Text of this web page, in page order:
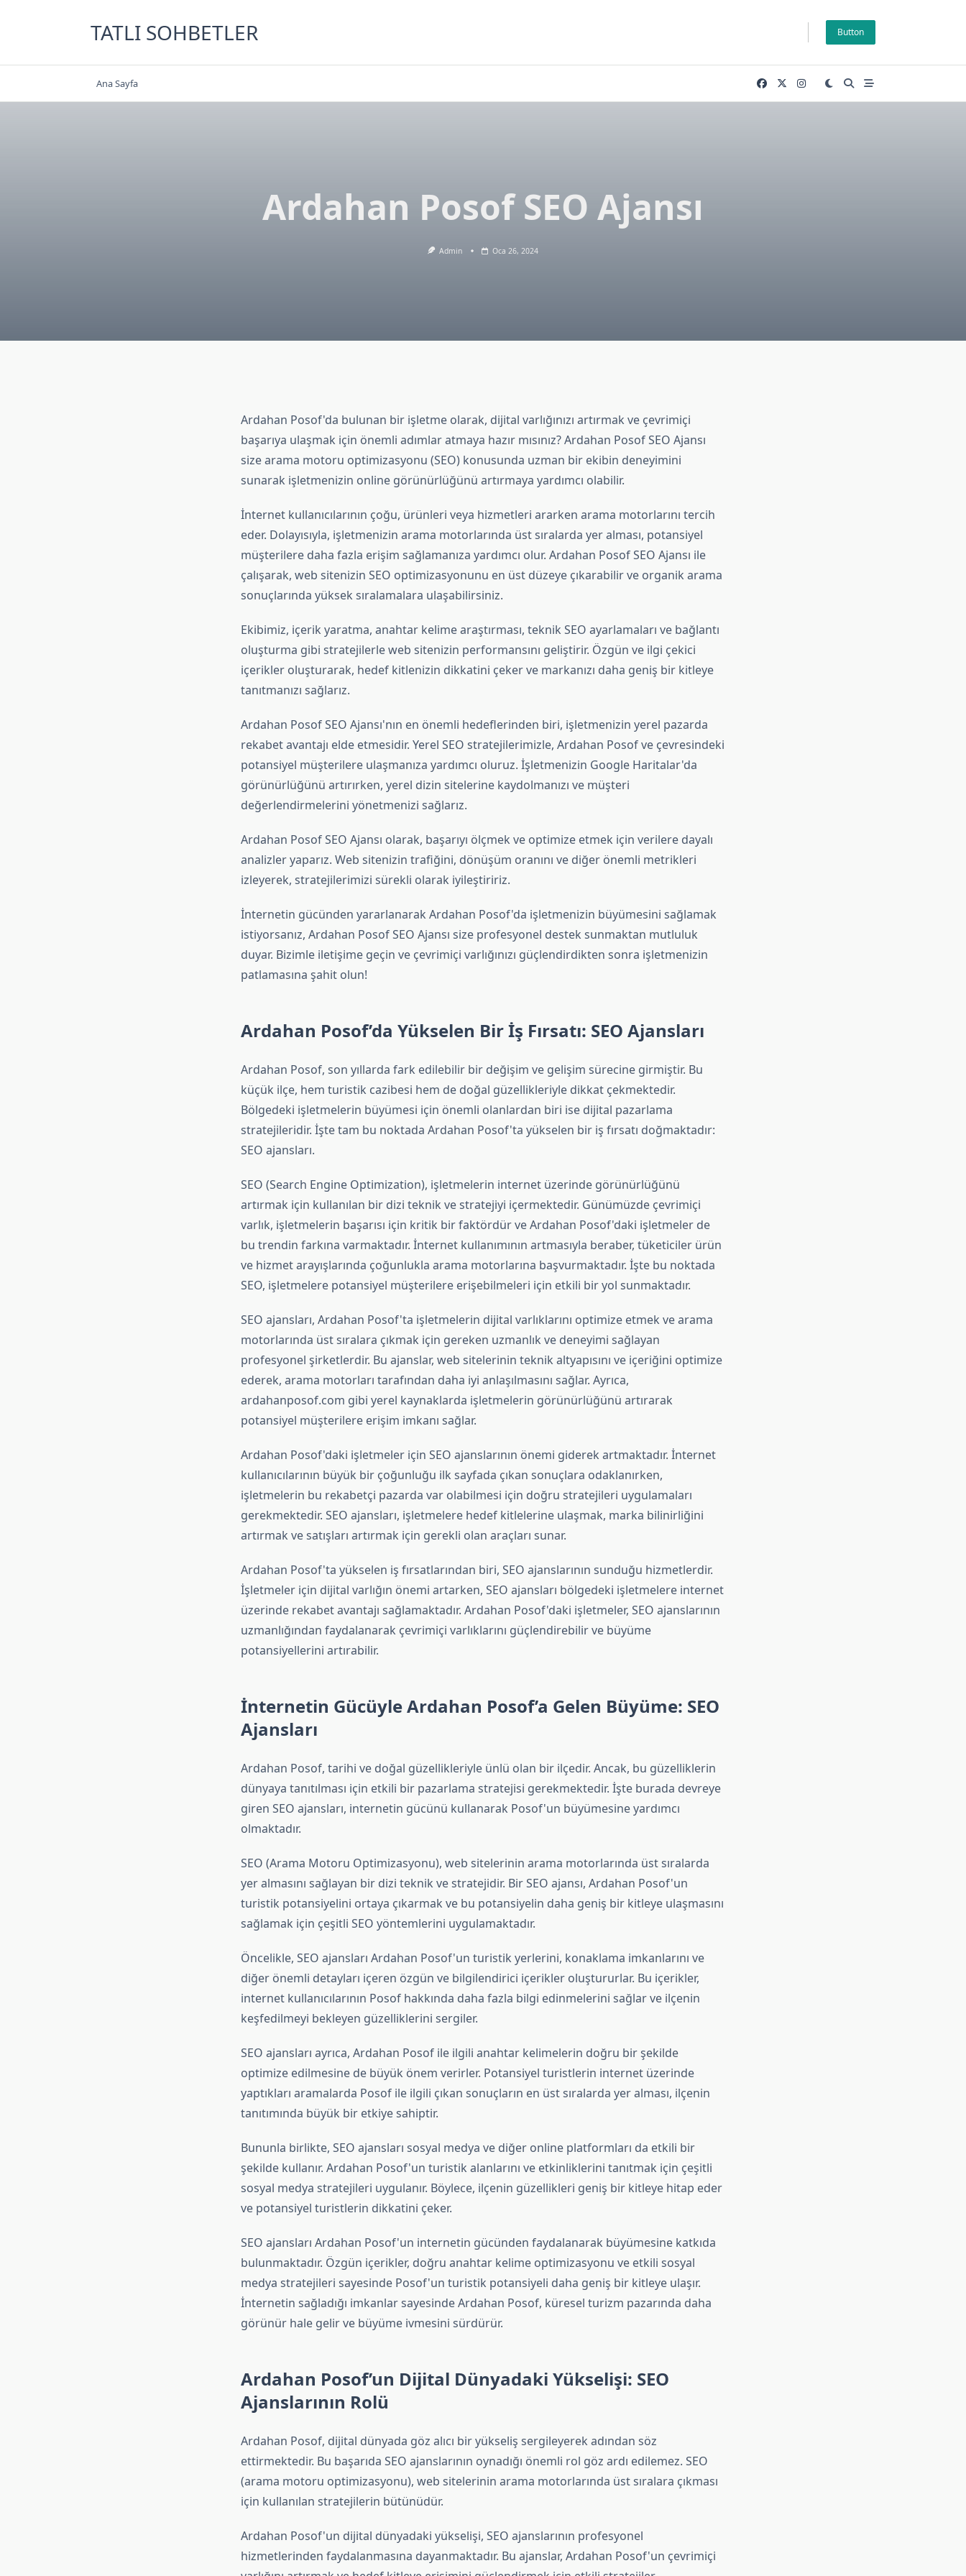
TATLI SOHBETLER Button
Ana Sayfa
Ardahan Posof SEO Ajansı
Admin Oca 26, 2024
Ardahan Posof'da bulunan bir işletme olarak, dijital varlığınızı artırmak ve çevrimiçi
başarıya ulaşmak için önemli adımlar atmaya hazır mısınız? Ardahan Posof SEO Ajansı
size arama motoru optimizasyonu (SEO) konusunda uzman bir ekibin deneyimini
sunarak işletmenizin online görünürlüğünü artırmaya yardımcı olabilir.
İnternet kullanıcılarının çoğu, ürünleri veya hizmetleri ararken arama motorlarını tercih
eder. Dolayısıyla, işletmenizin arama motorlarında üst sıralarda yer alması, potansiyel
müşterilere daha fazla erişim sağlamanıza yardımcı olur. Ardahan Posof SEO Ajansı ile
çalışarak, web sitenizin SEO optimizasyonunu en üst düzeye çıkarabilir ve organik arama
sonuçlarında yüksek sıralamalara ulaşabilirsiniz.
Ekibimiz, içerik yaratma, anahtar kelime araştırması, teknik SEO ayarlamaları ve bağlantı
oluşturma gibi stratejilerle web sitenizin performansını geliştirir. Özgün ve ilgi çekici
içerikler oluşturarak, hedef kitlenizin dikkatini çeker ve markanızı daha geniş bir kitleye
tanıtmanızı sağlarız.
Ardahan Posof SEO Ajansı'nın en önemli hedeflerinden biri, işletmenizin yerel pazarda
rekabet avantajı elde etmesidir. Yerel SEO stratejilerimizle, Ardahan Posof ve çevresindeki
potansiyel müşterilere ulaşmanıza yardımcı oluruz. İşletmenizin Google Haritalar'da
görünürlüğünü artırırken, yerel dizin sitelerine kaydolmanızı ve müşteri
değerlendirmelerini yönetmenizi sağlarız.
Ardahan Posof SEO Ajansı olarak, başarıyı ölçmek ve optimize etmek için verilere dayalı
analizler yaparız. Web sitenizin trafiğini, dönüşüm oranını ve diğer önemli metrikleri
izleyerek, stratejilerimizi sürekli olarak iyileştiririz.
İnternetin gücünden yararlanarak Ardahan Posof'da işletmenizin büyümesini sağlamak
istiyorsanız, Ardahan Posof SEO Ajansı size profesyonel destek sunmaktan mutluluk
duyar. Bizimle iletişime geçin ve çevrimiçi varlığınızı güçlendirdikten sonra işletmenizin
patlamasına şahit olun!
Ardahan Posof’da Yükselen Bir İş Fırsatı: SEO Ajansları
Ardahan Posof, son yıllarda fark edilebilir bir değişim ve gelişim sürecine girmiştir. Bu
küçük ilçe, hem turistik cazibesi hem de doğal güzellikleriyle dikkat çekmektedir.
Bölgedeki işletmelerin büyümesi için önemli olanlardan biri ise dijital pazarlama
stratejileridir. İşte tam bu noktada Ardahan Posof'ta yükselen bir iş fırsatı doğmaktadır:
SEO ajansları.
SEO (Search Engine Optimization), işletmelerin internet üzerinde görünürlüğünü
artırmak için kullanılan bir dizi teknik ve stratejiyi içermektedir. Günümüzde çevrimiçi
varlık, işletmelerin başarısı için kritik bir faktördür ve Ardahan Posof'daki işletmeler de
bu trendin farkına varmaktadır. İnternet kullanımının artmasıyla beraber, tüketiciler ürün
ve hizmet arayışlarında çoğunlukla arama motorlarına başvurmaktadır. İşte bu noktada
SEO, işletmelere potansiyel müşterilere erişebilmeleri için etkili bir yol sunmaktadır.
SEO ajansları, Ardahan Posof'ta işletmelerin dijital varlıklarını optimize etmek ve arama
motorlarında üst sıralara çıkmak için gereken uzmanlık ve deneyimi sağlayan
profesyonel şirketlerdir. Bu ajanslar, web sitelerinin teknik altyapısını ve içeriğini optimize
ederek, arama motorları tarafından daha iyi anlaşılmasını sağlar. Ayrıca,
ardahanposof.com gibi yerel kaynaklarda işletmelerin görünürlüğünü artırarak
potansiyel müşterilere erişim imkanı sağlar.
Ardahan Posof'daki işletmeler için SEO ajanslarının önemi giderek artmaktadır. İnternet
kullanıcılarının büyük bir çoğunluğu ilk sayfada çıkan sonuçlara odaklanırken,
işletmelerin bu rekabetçi pazarda var olabilmesi için doğru stratejileri uygulamaları
gerekmektedir. SEO ajansları, işletmelere hedef kitlelerine ulaşmak, marka bilinirliğini
artırmak ve satışları artırmak için gerekli olan araçları sunar.
Ardahan Posof'ta yükselen iş fırsatlarından biri, SEO ajanslarının sunduğu hizmetlerdir.
İşletmeler için dijital varlığın önemi artarken, SEO ajansları bölgedeki işletmelere internet
üzerinde rekabet avantajı sağlamaktadır. Ardahan Posof'daki işletmeler, SEO ajanslarının
uzmanlığından faydalanarak çevrimiçi varlıklarını güçlendirebilir ve büyüme
potansiyellerini artırabilir.
İnternetin Gücüyle Ardahan Posof’a Gelen Büyüme: SEO
Ajansları
Ardahan Posof, tarihi ve doğal güzellikleriyle ünlü olan bir ilçedir. Ancak, bu güzelliklerin
dünyaya tanıtılması için etkili bir pazarlama stratejisi gerekmektedir. İşte burada devreye
giren SEO ajansları, internetin gücünü kullanarak Posof'un büyümesine yardımcı
olmaktadır.
SEO (Arama Motoru Optimizasyonu), web sitelerinin arama motorlarında üst sıralarda
yer almasını sağlayan bir dizi teknik ve stratejidir. Bir SEO ajansı, Ardahan Posof'un
turistik potansiyelini ortaya çıkarmak ve bu potansiyelin daha geniş bir kitleye ulaşmasını
sağlamak için çeşitli SEO yöntemlerini uygulamaktadır.
Öncelikle, SEO ajansları Ardahan Posof'un turistik yerlerini, konaklama imkanlarını ve
diğer önemli detayları içeren özgün ve bilgilendirici içerikler oluştururlar. Bu içerikler,
internet kullanıcılarının Posof hakkında daha fazla bilgi edinmelerini sağlar ve ilçenin
keşfedilmeyi bekleyen güzelliklerini sergiler.
SEO ajansları ayrıca, Ardahan Posof ile ilgili anahtar kelimelerin doğru bir şekilde
optimize edilmesine de büyük önem verirler. Potansiyel turistlerin internet üzerinde
yaptıkları aramalarda Posof ile ilgili çıkan sonuçların en üst sıralarda yer alması, ilçenin
tanıtımında büyük bir etkiye sahiptir.
Bununla birlikte, SEO ajansları sosyal medya ve diğer online platformları da etkili bir
şekilde kullanır. Ardahan Posof'un turistik alanlarını ve etkinliklerini tanıtmak için çeşitli
sosyal medya stratejileri uygulanır. Böylece, ilçenin güzellikleri geniş bir kitleye hitap eder
ve potansiyel turistlerin dikkatini çeker.
SEO ajansları Ardahan Posof'un internetin gücünden faydalanarak büyümesine katkıda
bulunmaktadır. Özgün içerikler, doğru anahtar kelime optimizasyonu ve etkili sosyal
medya stratejileri sayesinde Posof'un turistik potansiyeli daha geniş bir kitleye ulaşır.
İnternetin sağladığı imkanlar sayesinde Ardahan Posof, küresel turizm pazarında daha
görünür hale gelir ve büyüme ivmesini sürdürür.
Ardahan Posof’un Dijital Dünyadaki Yükselişi: SEO
Ajanslarının Rolü
Ardahan Posof, dijital dünyada göz alıcı bir yükseliş sergileyerek adından söz
ettirmektedir. Bu başarıda SEO ajanslarının oynadığı önemli rol göz ardı edilemez. SEO
(arama motoru optimizasyonu), web sitelerinin arama motorlarında üst sıralara çıkması
için kullanılan stratejilerin bütünüdür.
Ardahan Posof'un dijital dünyadaki yükselişi, SEO ajanslarının profesyonel
hizmetlerinden faydalanmasına dayanmaktadır. Bu ajanslar, Ardahan Posof'un çevrimiçi